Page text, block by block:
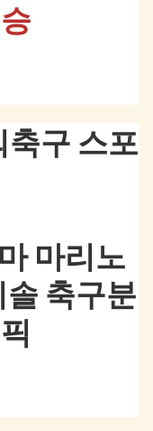
축구 스포
마리노
솔 축구분